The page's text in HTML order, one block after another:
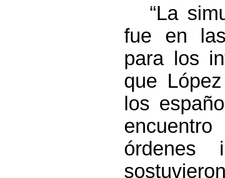
“La
fue en
para los
que
los
órdenes